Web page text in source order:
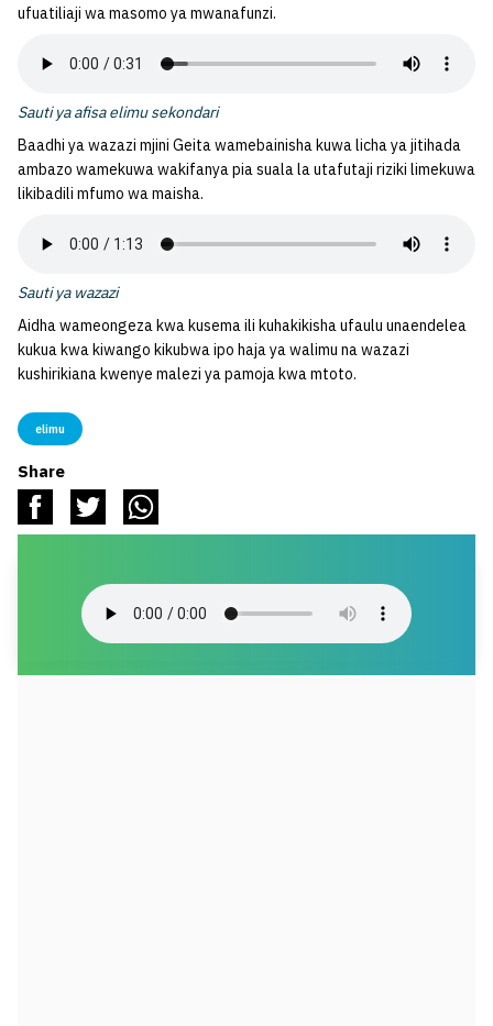
ufuatiliaji wa masomo ya mwanafunzi.
Sauti ya afisa elimu sekondari
Baadhi ya wazazi mjini Geita wamebainisha kuwa licha ya jitihada
ambazo wamekuwa wakifanya pia suala la utafutaji riziki limekuwa
likibadili mfumo wa maisha.
Sauti ya wazazi
Aidha wameongeza kwa kusema ili kuhakikisha ufaulu unaendelea
kukua kwa kiwango kikubwa ipo haja ya walimu na wazazi
kushirikiana kwenye malezi ya pamoja kwa mtoto.
elimu
Share